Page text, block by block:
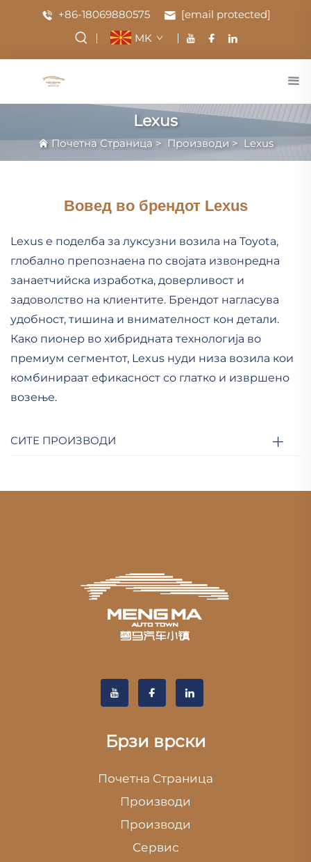
+86-18069880575
[email protected]
MK
Lexus
Почетна Страница> Производи > Lexus
Вовед во брендот Lexus
Lexus е поделба за луксузни возила на Toyota,
глобално препознаена по својата извонредна
занаетчийска изработка, доверливост и
задоволство на клиентите. Брендот нагласува
удобност, тишина и внимателност кон детали.
Како пионер во хибридната технологија во
премиум сегментот, Lexus нуди низа возила кои
комбинираат ефикасност со глатко и извршено
возење.
СИТЕ ПРОИЗВОДИ
Брзи врски
Почетна Страница
Производи
Производи
Сервис